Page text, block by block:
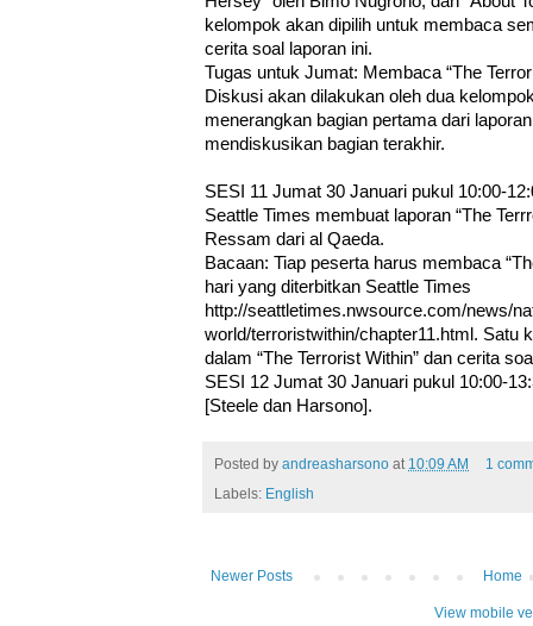
kelompok akan dipilih untuk membaca
cerita soal laporan ini.
Tugas untuk Jumat: Membaca “The
Diskusi akan dilakukan oleh dua
menerangkan bagian pertama dari
mendiskusikan bagian terakhir.
SESI 11 Jumat 30 Januari pukul 10:00-
Seattle Times membuat laporan “The
Ressam dari al Qaeda.
Bacaan: Tiap peserta harus membaca
hari yang diterbitkan Seattle Times
http://seattletimes.nwsource.com/news/
world/terroristwithin/chapter11.html. Satu
dalam “The Terrorist Within” dan cerita
SESI 12 Jumat 30 Januari pukul 10:00-
[Steele dan Harsono].
Posted by andreasharsono at 10:09 AM
1
Labels: English
Newer Posts Home
View mobile